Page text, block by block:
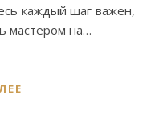
каждый шаг важен,
мастером на…